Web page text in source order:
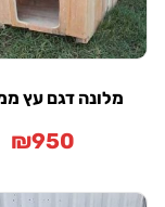
דגם עץ ממוחזר
₪